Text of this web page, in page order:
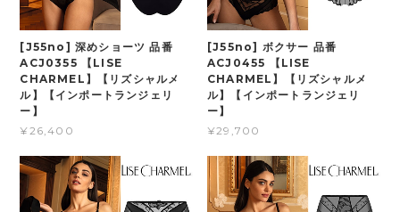
[J55no] 深めショーツ 品番
ACJ0355 【LISE
CHARMEL】【リズシャルメ
ル】【インポートランジェリ
ー】
¥26,400
[J55no] ボクサー 品番
ACJ0455 【LISE
CHARMEL】【リズシャルメ
ル】【インポートランジェリ
ー】
¥29,700